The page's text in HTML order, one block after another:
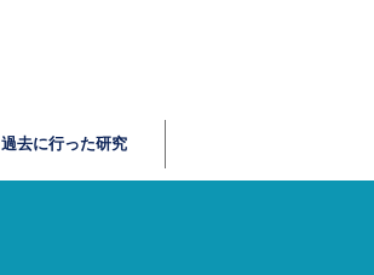
過去に行った研究